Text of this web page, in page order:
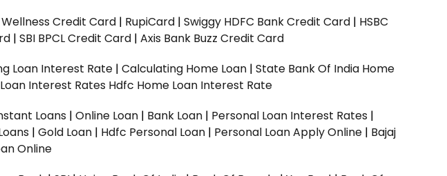
Wellness Credit Card | RupiCard | Swiggy HDFC Bank Credit Card | HSBC
| SBI BPCL Credit Card | Axis Bank Buzz Credit Card
Loan Interest Rate | Calculating Home Loan | State Bank Of India Home
Interest Rates Hdfc Home Loan Interest Rate
Loans | Online Loan | Bank Loan | Personal Loan Interest Rates |
| Gold Loan | Hdfc Personal Loan | Personal Loan Apply Online | Bajaj
Online